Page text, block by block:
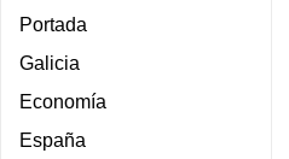
Portada
Galicia
Economía
España